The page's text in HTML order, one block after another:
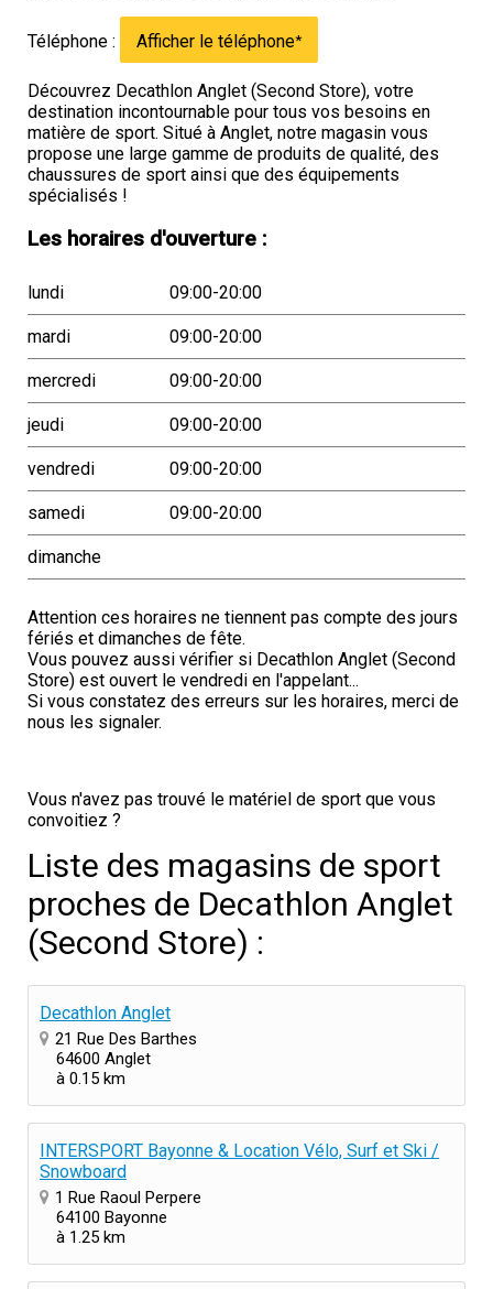
Téléphone : Afficher le téléphone*
Découvrez Decathlon Anglet (Second Store), votre
destination incontournable pour tous vos besoins en
matière de sport. Situé à Anglet, notre magasin vous
propose une large gamme de produits de qualité, des
chaussures de sport ainsi que des équipements
spécialisés !
Les horaires d'ouverture :
lundi 09:00-20:00
mardi 09:00-20:00
mercredi 09:00-20:00
jeudi 09:00-20:00
vendredi 09:00-20:00
samedi 09:00-20:00
dimanche
Attention ces horaires ne tiennent pas compte des jours
fériés et dimanches de fête.
Vous pouvez aussi vérifier si Decathlon Anglet (Second
Store) est ouvert le vendredi en l'appelant...
Si vous constatez des erreurs sur les horaires, merci de
nous les signaler.
Vous n'avez pas trouvé le matériel de sport que vous
convoitiez ?
Liste des magasins de sport
proches de Decathlon Anglet
(Second Store) :
Decathlon Anglet
21 Rue Des Barthes
64600 Anglet
à 0.15 km
INTERSPORT Bayonne & Location Vélo, Surf et Ski /
Snowboard
1 Rue Raoul Perpere
64100 Bayonne
à 1.25 km